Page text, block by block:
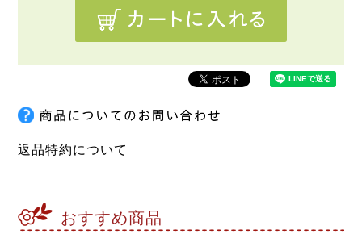
返品特約について
おすすめ商品